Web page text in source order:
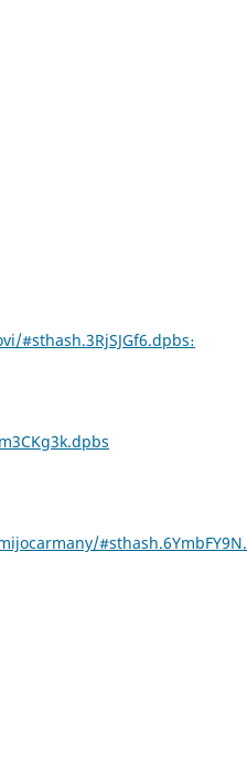
#sthash.3RjSJGf6.dpbs։